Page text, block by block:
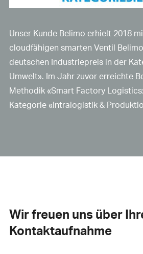
Unser Kunde Belimo erhielt 2018
cloudfähigen smarten Ventil
deutschen Industriepreis in der
Umwelt». Im Jahr zuvor erreichte
Methodik «Smart Factory
Kategorie «Intralogistik &
Wir freuen uns über
Kontaktaufnahme